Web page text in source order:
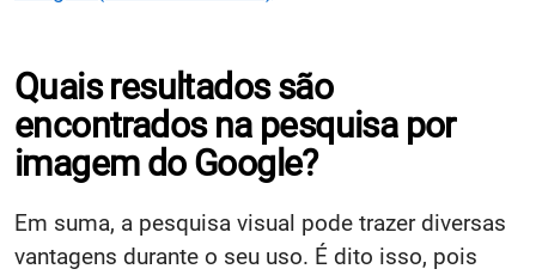
Quais resultados são
encontrados na pesquisa por
imagem do Google?
Em suma, a pesquisa visual pode trazer diversas
vantagens durante o seu uso. É dito isso, pois